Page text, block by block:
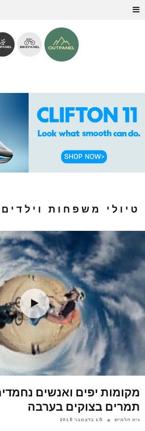
טיולי משפחות וילדים
מקומות יפים ואנשים
תמרים בצוקים בערבה
גיא חלמיש 16 בדצמבר 2018